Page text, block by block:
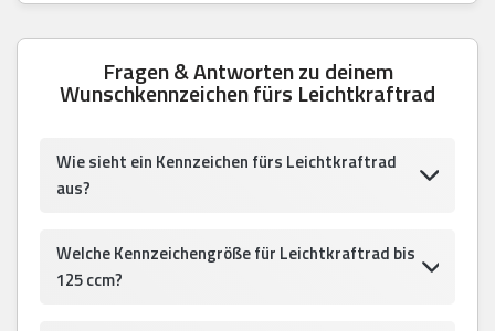
Fragen & Antworten zu deinem
Wunschkennzeichen fürs Leichtkraftrad
Wie sieht ein Kennzeichen fürs Leichtkraftrad
aus?
Welche Kennzeichengröße für Leichtkraftrad bis
125 ccm?